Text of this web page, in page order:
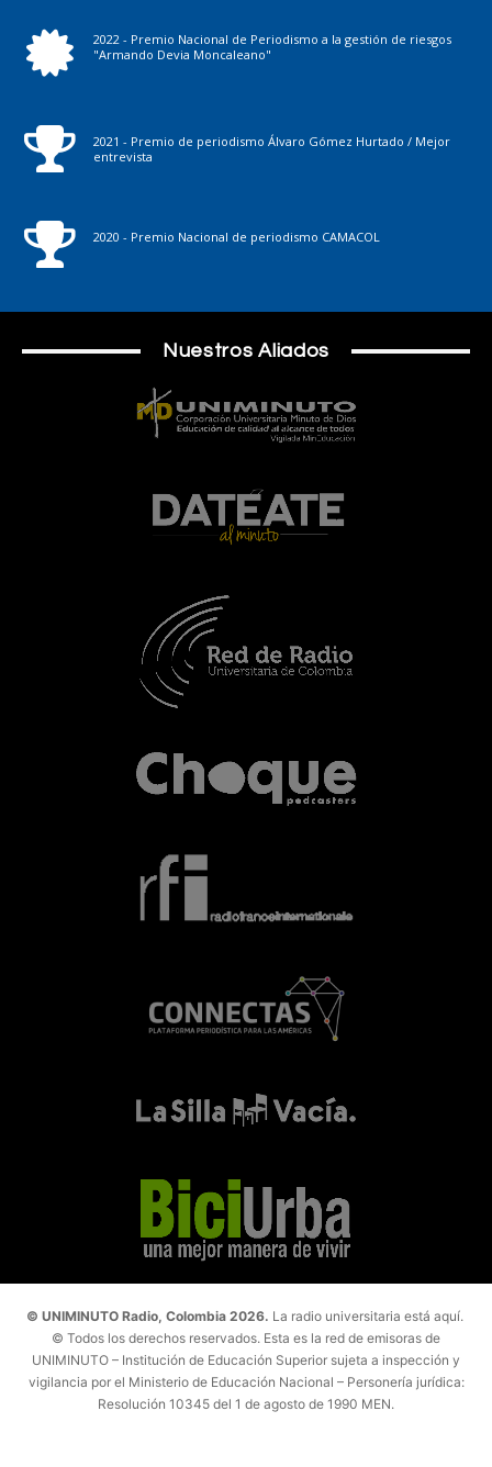
2022 - Premio Nacional de Periodismo a la gestión de riesgos
"Armando Devia Moncaleano"
2021 - Premio de periodismo Álvaro Gómez Hurtado / Mejor
entrevista
2020 - Premio Nacional de periodismo CAMACOL
Nuestros Aliados
© UNIMINUTO Radio, Colombia 2026. La radio universitaria está aquí.
© Todos los derechos reservados. Esta es la red de emisoras de
UNIMINUTO – Institución de Educación Superior sujeta a inspección y
vigilancia por el Ministerio de Educación Nacional – Personería jurídica:
Resolución 10345 del 1 de agosto de 1990 MEN.